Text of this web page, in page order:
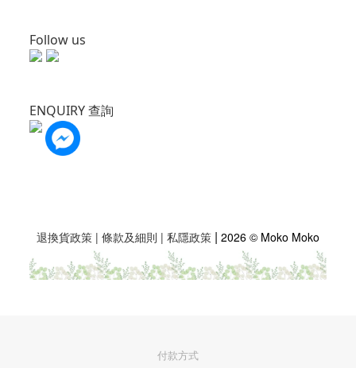
Follow us
ENQUIRY 查詢
退換貨政策 | 條款及細則 | 私隱政策 | 2026 © Moko Moko
付款方式